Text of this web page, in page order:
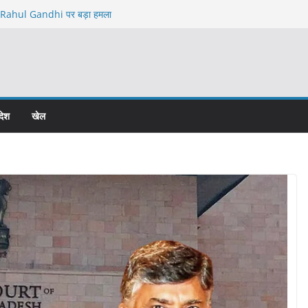
Gandhi पर बड़ा हमला
के खिलाफ
खेल